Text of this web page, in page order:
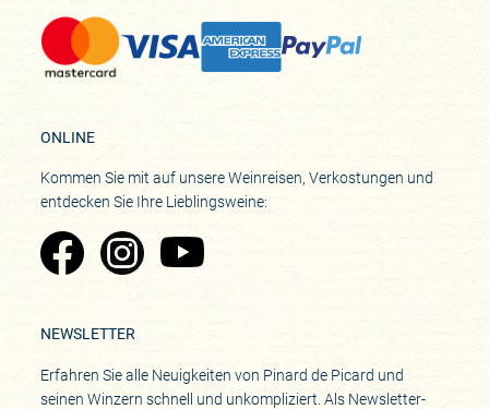
ONLINE
Kommen Sie mit auf unsere Weinreisen, Verkostungen und
entdecken Sie Ihre Lieblingsweine:
Zu Pinard's Facebook-Seite
Zu Pinard's Instagram-Seite
Zu Pinard's YouTube-Seite
NEWSLETTER
Erfahren Sie alle Neuigkeiten von Pinard de Picard und
seinen Winzern schnell und unkompliziert. Als Newsletter-